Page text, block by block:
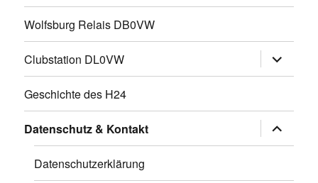
Wolfsburg Relais DB0VW
Clubstation DL0VW
öffnen
Geschichte des H24
Datenschutz & Kontakt
öffnen
Datenschutzerklärung